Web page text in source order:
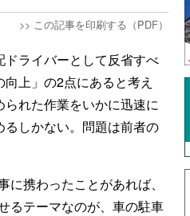
>> この記事を印刷する（PDF）
ライバーとして反省すべ
上」の2点にあると考え
れた作業をいかに迅速に
しかない。問題は前者の
に携わったことがあれば、
るテーマなのが、車の駐車